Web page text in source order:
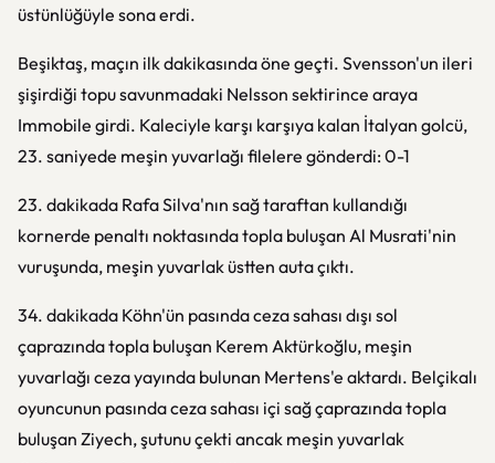
üstünlüğüyle sona erdi.
Beşiktaş, maçın ilk dakikasında öne geçti. Svensson'un ileri
şişirdiği topu savunmadaki Nelsson sektirince araya
Immobile girdi. Kaleciyle karşı karşıya kalan İtalyan golcü,
23. saniyede meşin yuvarlağı filelere gönderdi: 0-1
23. dakikada Rafa Silva'nın sağ taraftan kullandığı
kornerde penaltı noktasında topla buluşan Al Musrati'nin
vuruşunda, meşin yuvarlak üstten auta çıktı.
34. dakikada Köhn'ün pasında ceza sahası dışı sol
çaprazında topla buluşan Kerem Aktürkoğlu, meşin
yuvarlağı ceza yayında bulunan Mertens'e aktardı. Belçikalı
oyuncunun pasında ceza sahası içi sağ çaprazında topla
buluşan Ziyech, şutunu çekti ancak meşin yuvarlak